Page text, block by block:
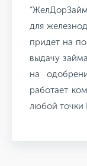
для
придет на
выдачу
на
работает
любой точки